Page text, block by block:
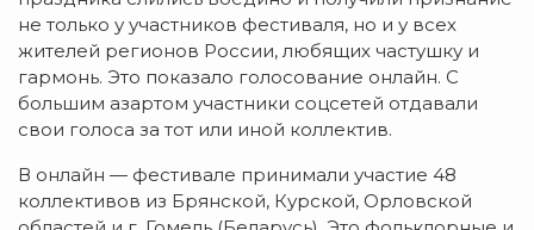
не только у участников фестиваля, но и у всех
жителей регионов России, любящих частушку и
гармонь. Это показало голосование онлайн. С
большим азартом участники соцсетей отдавали
свои голоса за тот или иной коллектив.
В онлайн — фестивале принимали участие 48
коллективов из Брянской, Курской, Орловской